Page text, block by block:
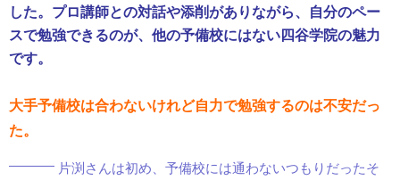
した。プロ講師との対話や添削がありながら、自分のペー
スで勉強できるのが、他の予備校にはない四谷学院の魅力
です。
大手予備校は合わないけれど自力で勉強するのは不安だっ
た。
片渕さんは初め、予備校には通わないつもりだったそ